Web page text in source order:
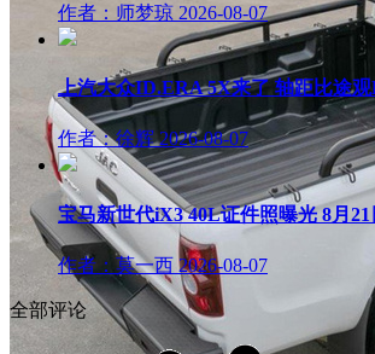
作者：师梦琼 2026-08-07
上汽大众ID.ERA 5X来了 轴距比途
作者：徐辉 2026-08-07
宝马新世代iX3 40L证件照曝光 8月21
作者：莫一西 2026-08-07
全部评论